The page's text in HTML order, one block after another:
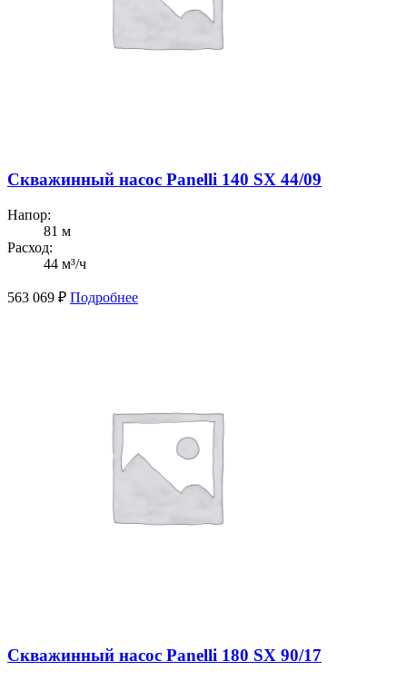
Скважинный насос Panelli 140 SX 44/09
Напор:
81 м
Расход:
44 м³/ч
563 069 ₽ Подробнее
Скважинный насос Panelli 180 SX 90/17